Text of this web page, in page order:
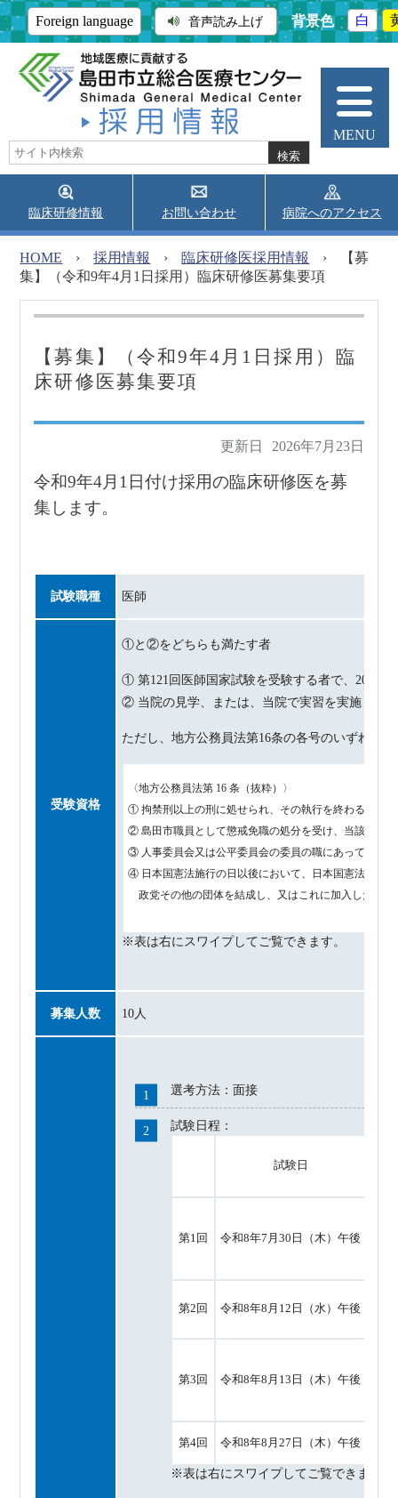
Foreign language 音声読み上げ 背景色 白
MENU
臨床研修情報 お問い合わせ 病院へのアクセス
当院について 外来受診
入院・面会
診療科・部門
地域医療連携 採用情報
医師採用情報 医療技術者採用情報
臨床研修情報 看護職員採用情報
HOME › 採用情報 › 臨床研修医採用情報 ›
【募
集】（令和9年4月1日採用）臨床研修医募集要項
【募集】（令和9年4月1日採用）臨
床研修医募集要項
更新日 2026年7月23日
令和9年4月1日付け採用の臨床研修医を募
集します。
試験職種 医師
受験資格
①と②をどちらも満たす者
① 第121回医師国家試験を受験する者で、2026
② 当院の見学、または、当院で実習を実施した
ただし、地方公務員法第16条の各号のいずれか
〈地方公務員法第 16 条（抜粋）〉
① 拘禁刑以上の刑に処せられ、その執行を終わるまで
② 島田市職員として懲戒免職の処分を受け、当該処分
③ 人事委員会又は公平委員会の委員の職にあって、第
④ 日本国憲法施行の日以後において、日本国憲法又は
政党その他の団体を結成し、又はこれに加入した者
募集人数 10人
選考方法：面接
試験日程：
試験日
第1回 令和8年7月30日（木）午後
第2回 令和8年8月12日（水）午後
第3回 令和8年8月13日（木）午後
第4回 令和8年8月27日（木）午後